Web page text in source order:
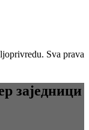
Sva prava
заједници